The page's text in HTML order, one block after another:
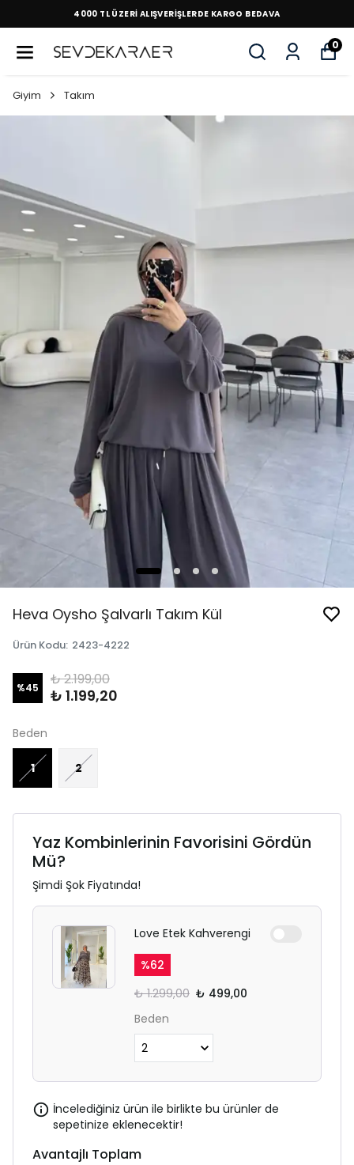
4000 TL ÜZERİ ALIŞVERİŞLERDE KARGO BEDAVA
0
Giyim Takım
Heva Oysho Şalvarlı Takım Kül
Ürün Kodu: 2423-4222
%45 ₺ 2.199,00
₺ 1.199,20
Beden
1 2
Yaz Kombinlerinin Favorisini Gördün
Mü?
Şimdi Şok Fiyatında!
Love Etek Kahverengi
%62
₺ 1.299,00 ₺ 499,00
Beden
İncelediğiniz ürün ile birlikte bu ürünler de
sepetinize eklenecektir!
Avantajlı Toplam